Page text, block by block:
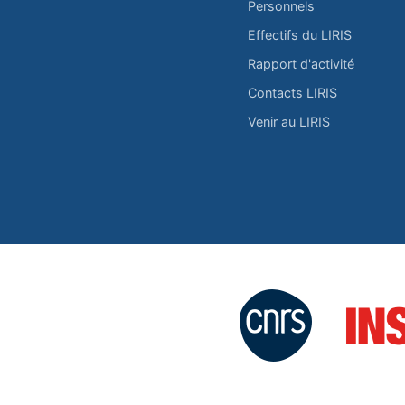
Personnels
Effectifs du LIRIS
Rapport d'activité
Contacts LIRIS
Venir au LIRIS